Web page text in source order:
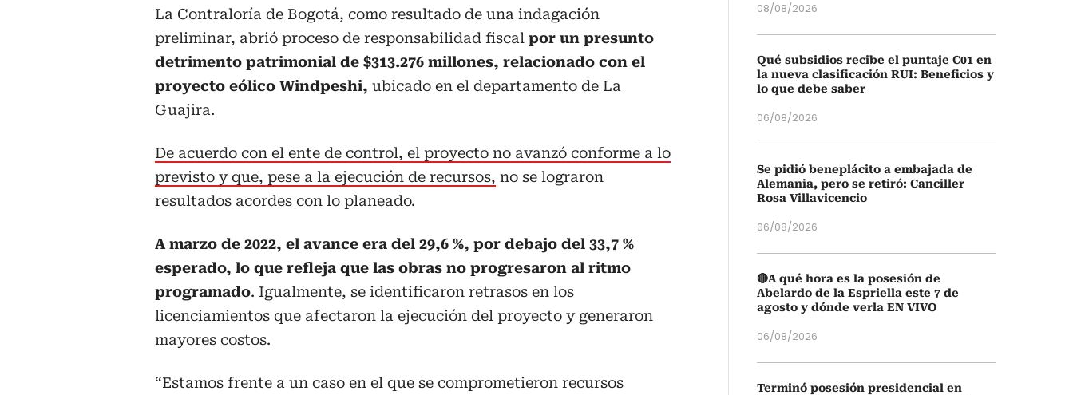
La Contraloría de Bogotá, como resultado de una indagación
preliminar, abrió proceso de responsabilidad fiscal por un presunto
detrimento patrimonial de $313.276 millones, relacionado con el
proyecto eólico Windpeshi, ubicado en el departamento de La
Guajira.
De acuerdo con el ente de control, el proyecto no avanzó conforme a lo
previsto y que, pese a la ejecución de recursos, no se lograron
resultados acordes con lo planeado.
A marzo de 2022, el avance era del 29,6 %, por debajo del 33,7 %
esperado, lo que refleja que las obras no progresaron al ritmo
programado. Igualmente, se identificaron retrasos en los
licenciamientos que afectaron la ejecución del proyecto y generaron
mayores costos.
“Estamos frente a un caso en el que se comprometieron recursos
08/08/2026
Qué subsidios recibe el puntaje C01 en
la nueva clasificación RUI: Beneficios y
lo que debe saber
06/08/2026
Se pidió beneplácito a embajada de
Alemania, pero se retiró: Canciller
Rosa Villavicencio
06/08/2026
🔴A qué hora es la posesión de
Abelardo de la Espriella este 7 de
agosto y dónde verla EN VIVO
06/08/2026
Terminó posesión presidencial en